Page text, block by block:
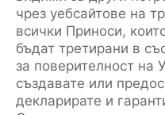
чрез уебсайтове на
всички Приноси,
бъдат третирани в
за поверителност на
създавате или
декларирате и